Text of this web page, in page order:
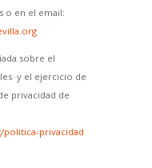
o en el email:
sobre el
y el ejercicio de
privacidad de
politica-privacidad